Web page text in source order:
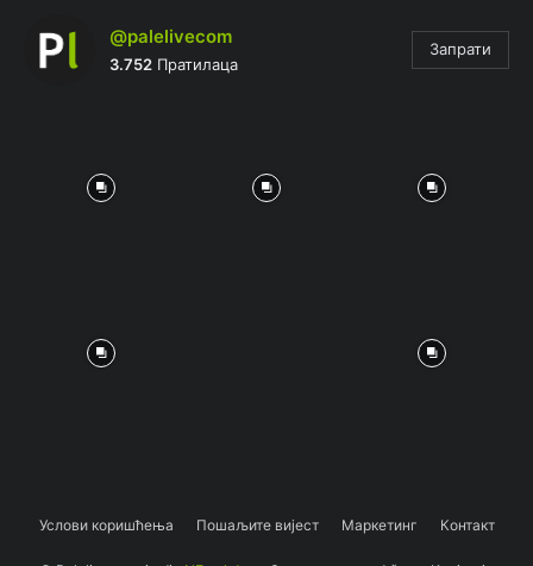
@palelivecom
3.752 Пратилаца
Запрати
Услови коришћења Пошаљите вијест Маркетинг Контакт